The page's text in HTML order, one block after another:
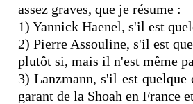
assez graves, que je résume :
1) Yannick Haenel, s'il est
2) Pierre Assouline, s'il est
plutôt si, mais il n'est même
3) Lanzmann, s'il est quelque
garant de la Shoah en France